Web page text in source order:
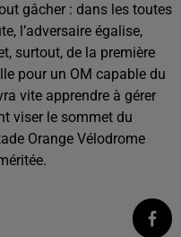
gâcher : dans les toutes
l’adversaire égalise,
surtout, de la première
pour un OM capable du
vite apprendre à gérer
viser le sommet du
Orange Vélodrome